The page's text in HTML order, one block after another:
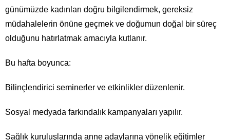
günümüzde kadınları doğru bilgilendirmek, gereksiz
müdahalelerin önüne geçmek ve doğumun doğal bir süreç
olduğunu hatırlatmak amacıyla kutlanır.
Bu hafta boyunca:
Bilinçlendirici seminerler ve etkinlikler düzenlenir.
Sosyal medyada farkındalık kampanyaları yapılır.
Sağlık kuruluşlarında anne adaylarına yönelik eğitimler